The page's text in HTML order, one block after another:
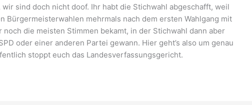
wir sind doch nicht doof. Ihr habt die Stichwahl abgeschafft, weil
Bürgermeisterwahlen mehrmals nach dem ersten Wahlgang mit
noch die meisten Stimmen bekamt, in der Stichwahl dann aber
oder einer anderen Partei gewann. Hier geht’s also um genau
stoppt euch das Landesverfassungsgericht.